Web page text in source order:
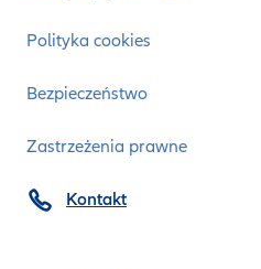
Polityka cookies
Bezpieczeństwo
Zastrzeżenia prawne
Kontakt